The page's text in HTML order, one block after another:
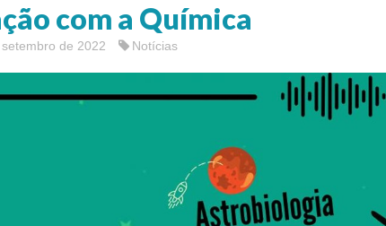
com a Química
de 2022 Notícias